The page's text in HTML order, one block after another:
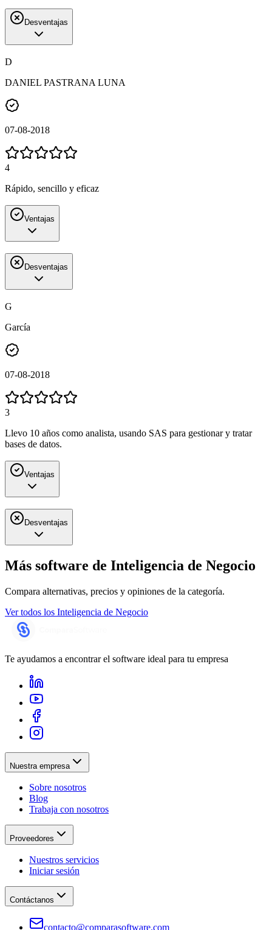
Desventajas
D
DANIEL PASTRANA LUNA
07-08-2018
4
Rápido, sencillo y eficaz
Ventajas
Desventajas
G
García
07-08-2018
3
Llevo 10 años como analista, usando SAS para gestionar y tratar
bases de datos.
Ventajas
Desventajas
Más software de Inteligencia de Negocio
Compara alternativas, precios y opiniones de la categoría.
Ver todos los Inteligencia de Negocio
Te ayudamos a encontrar el software ideal para tu empresa
Nuestra empresa
Sobre nosotros
Blog
Trabaja con nosotros
Proveedores
Nuestros servicios
Iniciar sesión
Contáctanos
contacto@comparasoftware.com